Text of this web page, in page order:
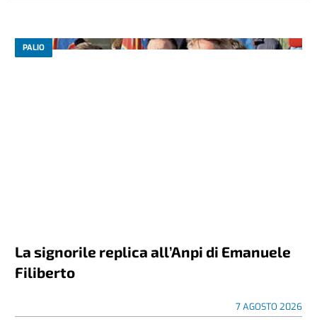
PALIO
La signorile replica all’Anpi di Emanuele
Filiberto
7 AGOSTO 2026